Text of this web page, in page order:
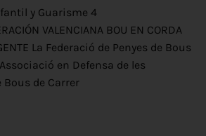
y Guarisme 4
VALENCIANA BOU EN CORDA
La Federació de Penyes de Bous
en Defensa de les
de Carrer